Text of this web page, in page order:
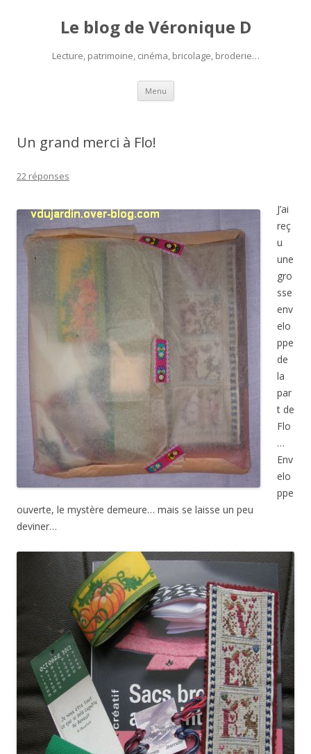
Le blog de Véronique D
Lecture, patrimoine, cinéma, bricolage, broderie…
Menu Aller
contenu
Un grand merci à Flo!
22 réponses
J’ai
reç
u
une
gro
sse
env
elo
ppe
de
la
par
t de
Flo
…
Env
elo
ppe
ouverte, le mystère demeure… mais se laisse un peu
deviner…